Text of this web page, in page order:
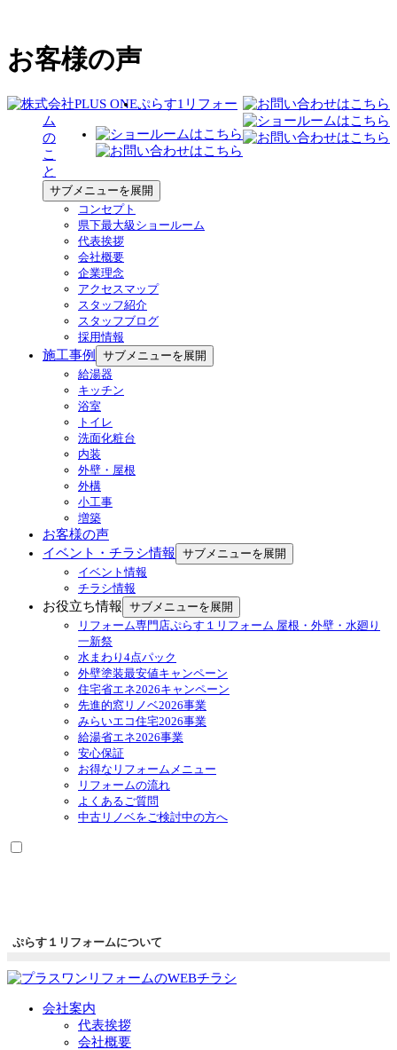
お客様の声
ぷらす1リフォー
ム
の
こ
と
サブメニューを展開
コンセプト
県下最大級ショールーム
代表挨拶
会社概要
企業理念
アクセスマップ
スタッフ紹介
スタッフブログ
採用情報
施工事例
サブメニューを展開
給湯器
キッチン
浴室
トイレ
洗面化粧台
内装
外壁・屋根
外構
小工事
増築
お客様の声
イベント・チラシ情報 サブメニューを展開
イベント情報
チラシ情報
お役立ち情報 サブメニューを展開
リフォーム専門店ぷらす１リフォーム 屋根・外壁・水廻り
一新祭
水まわり4点パック
外壁塗装最安値キャンペーン
住宅省エネ2026キャンペーン
先進的窓リノベ2026事業
みらいエコ住宅2026事業
給湯省エネ2026事業
安心保証
お得なリフォームメニュー
リフォームの流れ
よくあるご質問
中古リノベをご検討中の方へ
ぷらす１リフォームについて
会社案内
代表挨拶
会社概要